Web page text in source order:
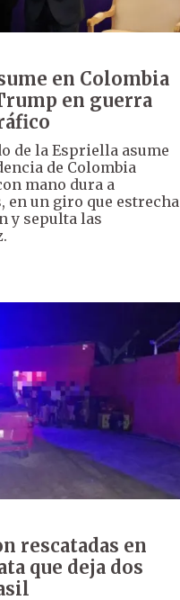
en Colombia
en guerra
de la Espriella asume
de Colombia
mano dura a
un giro que estrecha
y sepulta las
rescatadas en
que deja dos